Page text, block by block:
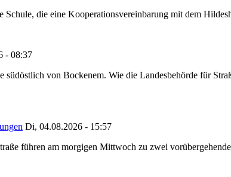
die eine Kooperationsvereinbarung mit dem
- 08:37
südöstlich von Bockenem. Wie die Landesbehörde für
Di, 04.08.2026 - 15:57
führen am morgigen Mittwoch zu zwei